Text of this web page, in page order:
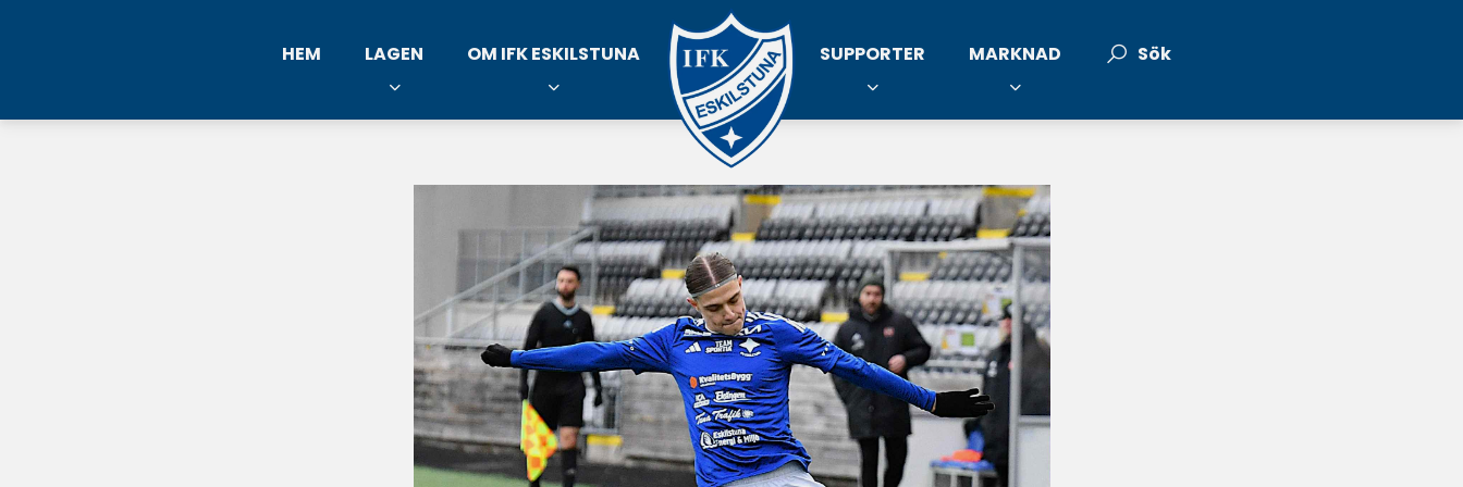
HEM LAGEN OM IFK ESKILSTUNA SUPPORTER MARKNAD Sök